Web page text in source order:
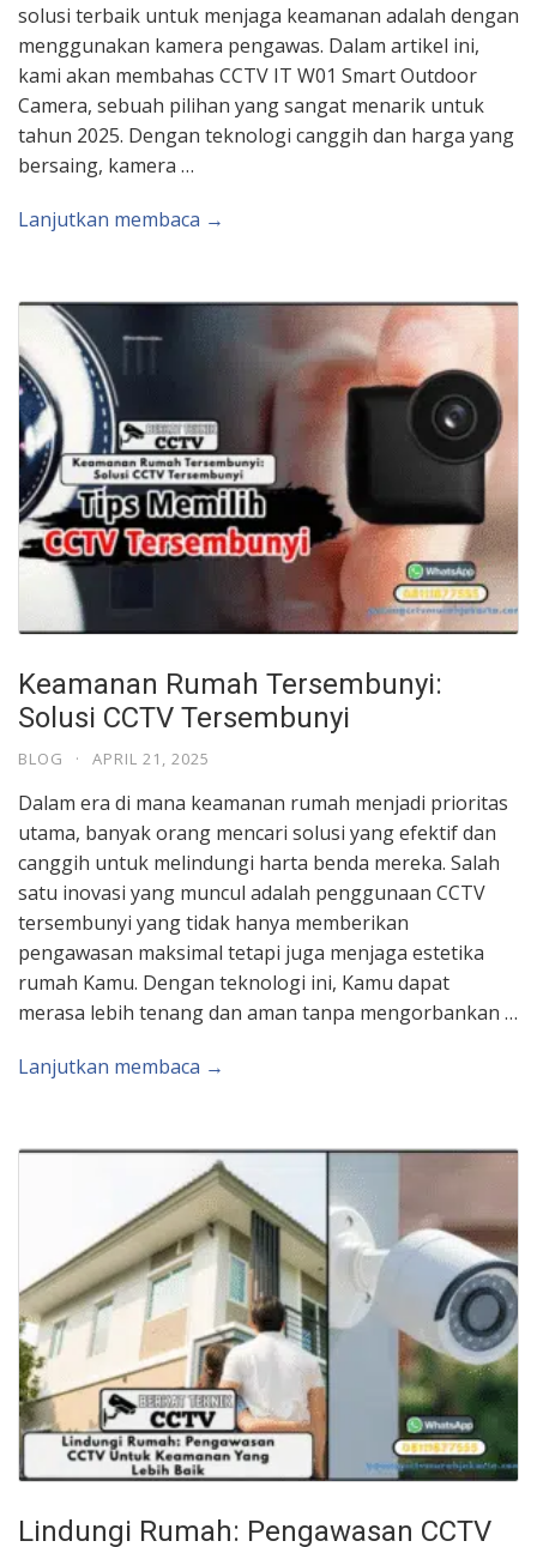
solusi terbaik untuk menjaga keamanan adalah dengan
menggunakan kamera pengawas. Dalam artikel ini,
kami akan membahas CCTV IT W01 Smart Outdoor
Camera, sebuah pilihan yang sangat menarik untuk
tahun 2025. Dengan teknologi canggih dan harga yang
bersaing, kamera …
Lanjutkan membaca →
Keamanan Rumah Tersembunyi:
Solusi CCTV Tersembunyi
BLOG · APRIL 21, 2025
Dalam era di mana keamanan rumah menjadi prioritas
utama, banyak orang mencari solusi yang efektif dan
canggih untuk melindungi harta benda mereka. Salah
satu inovasi yang muncul adalah penggunaan CCTV
tersembunyi yang tidak hanya memberikan
pengawasan maksimal tetapi juga menjaga estetika
rumah Kamu. Dengan teknologi ini, Kamu dapat
merasa lebih tenang dan aman tanpa mengorbankan …
Lanjutkan membaca →
Lindungi Rumah: Pengawasan CCTV